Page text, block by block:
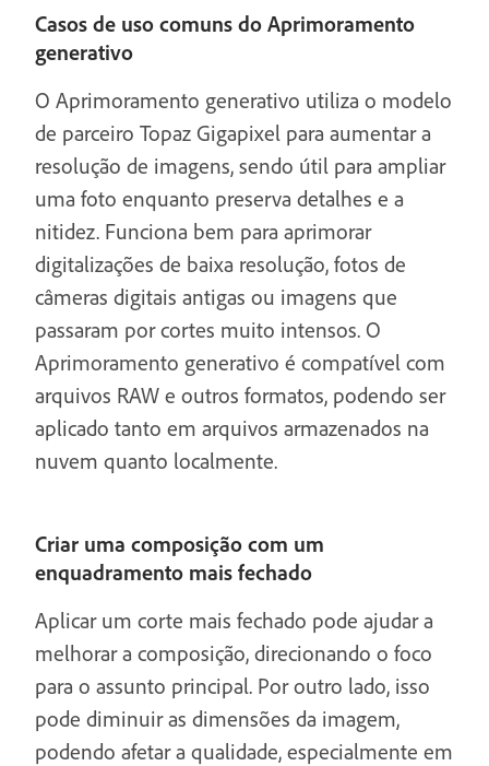
Casos de uso comuns do Aprimoramento
generativo
O Aprimoramento generativo utiliza o modelo
de parceiro Topaz Gigapixel para aumentar a
resolução de imagens, sendo útil para ampliar
uma foto enquanto preserva detalhes e a
nitidez. Funciona bem para aprimorar
digitalizações de baixa resolução, fotos de
câmeras digitais antigas ou imagens que
passaram por cortes muito intensos. O
Aprimoramento generativo é compatível com
arquivos RAW e outros formatos, podendo ser
aplicado tanto em arquivos armazenados na
nuvem quanto localmente.
Criar uma composição com um
enquadramento mais fechado
Aplicar um corte mais fechado pode ajudar a
melhorar a composição, direcionando o foco
para o assunto principal. Por outro lado, isso
pode diminuir as dimensões da imagem,
podendo afetar a qualidade, especialmente em